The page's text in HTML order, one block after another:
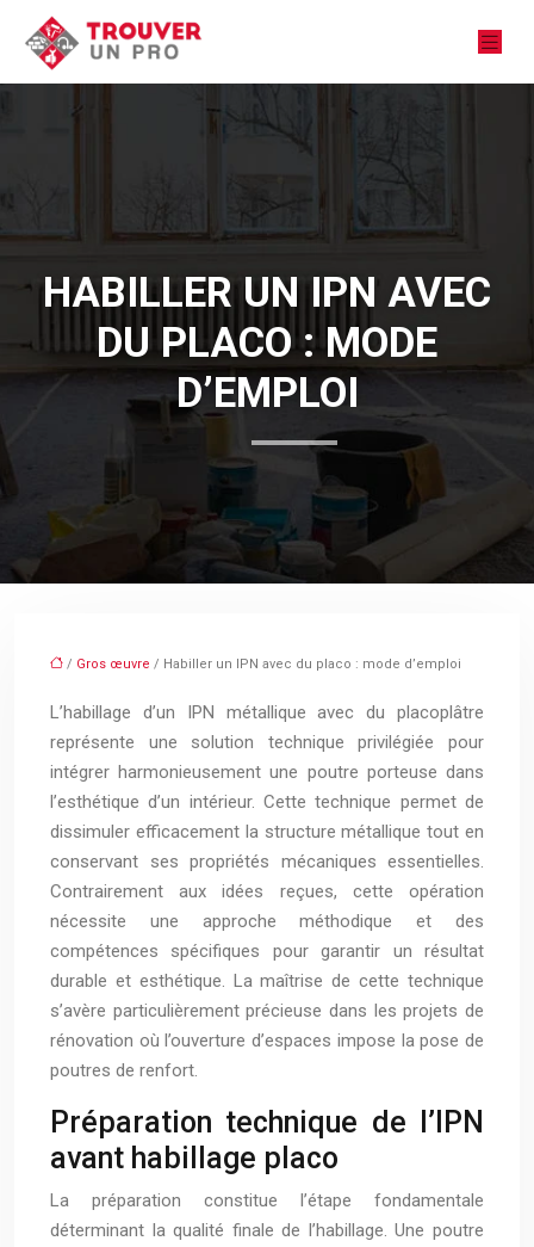
HABILLER UN IPN AVEC
DU PLACO : MODE
D’EMPLOI
/ Gros œuvre / Habiller un IPN avec du placo : mode d’emploi
L’habillage d’un IPN métallique avec du placoplâtre
représente une solution technique privilégiée pour
intégrer harmonieusement une poutre porteuse dans
l’esthétique d’un intérieur. Cette technique permet de
dissimuler efficacement la structure métallique tout en
conservant ses propriétés mécaniques essentielles.
Contrairement aux idées reçues, cette opération
nécessite une approche méthodique et des
compétences spécifiques pour garantir un résultat
durable et esthétique. La maîtrise de cette technique
s’avère particulièrement précieuse dans les projets de
rénovation où l’ouverture d’espaces impose la pose de
poutres de renfort.
Préparation technique de l’IPN
avant habillage placo
La préparation constitue l’étape fondamentale
déterminant la qualité finale de l’habillage. Une poutre